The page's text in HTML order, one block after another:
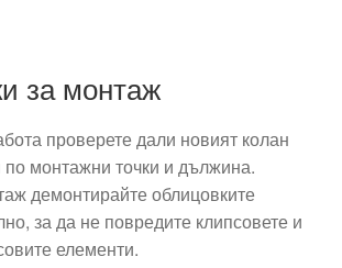
за монтаж
проверете дали новият колан
по монтажни точки и дължина.
демонтирайте облицовките
за да не повредите клипсовете и
елементи.